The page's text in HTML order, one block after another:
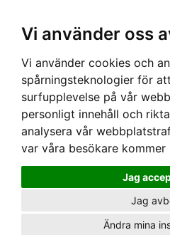
Vi använder oss
Vi använder cookies och
spårningsteknologier för
surfupplevelse på vår
personligt innehåll och
analysera vår
var våra besökare kommer
Jag
Jag
Ändra mina
Hem› DAM›TOPPAR › SPEEDY MIKE TOPP -